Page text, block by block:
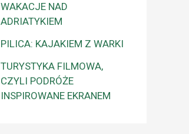
WAKACJE NAD
ADRIATYKIEM
PILICA: KAJAKIEM Z WARKI
TURYSTYKA FILMOWA,
CZYLI PODRÓŻE
INSPIROWANE EKRANEM